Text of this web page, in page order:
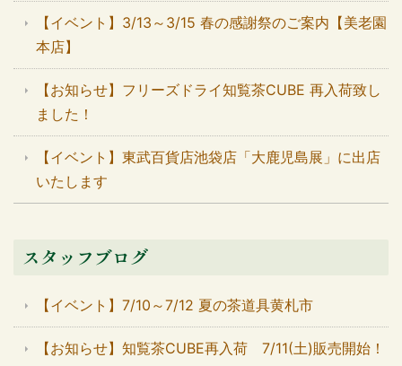
【イベント】3/13～3/15 春の感謝祭のご案内【美老園
本店】
【お知らせ】フリーズドライ知覧茶CUBE 再入荷致し
ました！
【イベント】東武百貨店池袋店「大鹿児島展」に出店
いたします
スタッフブログ
【イベント】7/10～7/12 夏の茶道具黄札市
【お知らせ】知覧茶CUBE再入荷 7/11(土)販売開始！